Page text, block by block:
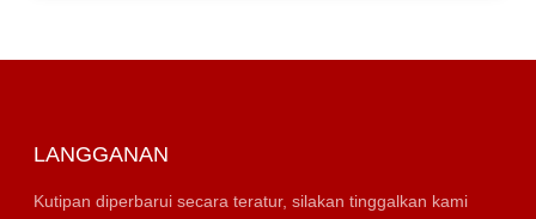
LANGGANAN
Kutipan diperbarui secara teratur, silakan tinggalkan kami